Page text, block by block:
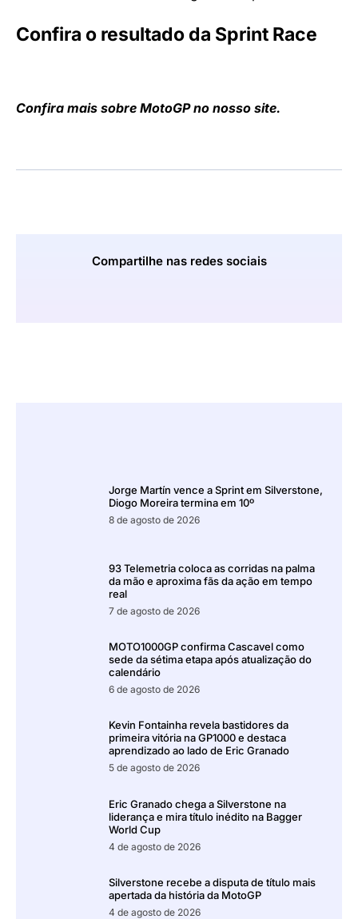
Confira o resultado da Sprint Race
Confira mais sobre MotoGP no nosso site.
Compartilhe nas redes sociais
Jorge Martín vence a Sprint em Silverstone,
Diogo Moreira termina em 10º
8 de agosto de 2026
93 Telemetria coloca as corridas na palma
da mão e aproxima fãs da ação em tempo
real
7 de agosto de 2026
MOTO1000GP confirma Cascavel como
sede da sétima etapa após atualização do
calendário
6 de agosto de 2026
Kevin Fontainha revela bastidores da
primeira vitória na GP1000 e destaca
aprendizado ao lado de Eric Granado
5 de agosto de 2026
Eric Granado chega a Silverstone na
liderança e mira título inédito na Bagger
World Cup
4 de agosto de 2026
Silverstone recebe a disputa de título mais
apertada da história da MotoGP
4 de agosto de 2026